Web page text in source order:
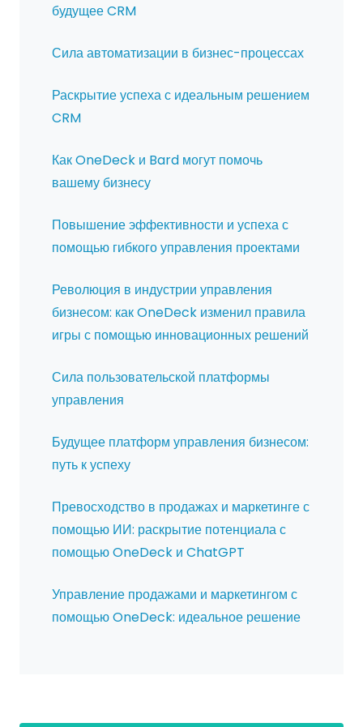
будущее CRM
Сила автоматизации в бизнес-процессах
Раскрытие успеха с идеальным решением
CRM
Как OneDeck и Bard могут помочь
вашему бизнесу
Повышение эффективности и успеха с
помощью гибкого управления проектами
Революция в индустрии управления
бизнесом: как OneDeck изменил правила
игры с помощью инновационных решений
Сила пользовательской платформы
управления
Будущее платформ управления бизнесом:
путь к успеху
Превосходство в продажах и маркетинге с
помощью ИИ: раскрытие потенциала с
помощью OneDeck и ChatGPT
Управление продажами и маркетингом с
помощью OneDeck: идеальное решение